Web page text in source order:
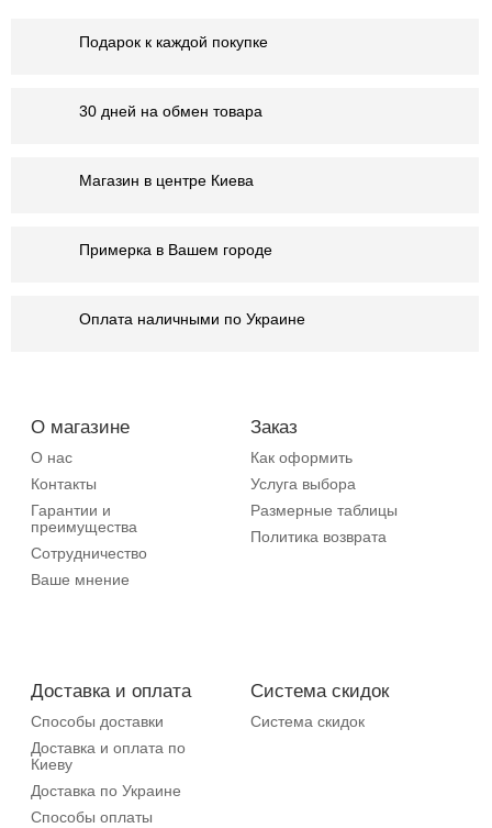
Подарок к каждой покупке
30 дней на обмен товара
Магазин в центре Киева
Примерка в Вашем городе
Оплата наличными по Украине
О магазине
О нас
Контакты
Гарантии и
преимущества
Сотрудничество
Ваше мнение
Заказ
Как оформить
Услуга выбора
Размерные таблицы
Политика возврата
Доставка и оплата
Способы доставки
Доставка и оплата по
Киеву
Доставка по Украине
Способы оплаты
Система скидок
Система скидок